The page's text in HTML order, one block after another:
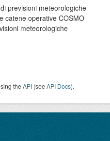
previsioni meteorologiche
catene operative COSMO
meteorologiche
theAPI (seeAPI Docs).